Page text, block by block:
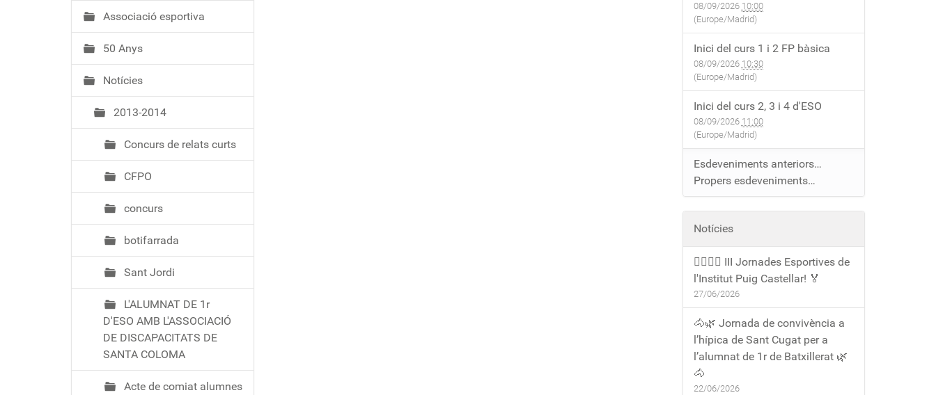
Associació esportiva
50 Anys
Notícies
2013-2014
Concurs de relats curts
CFPO
concurs
botifarrada
Sant Jordi
L'ALUMNAT DE 1r
D'ESO AMB L'ASSOCIACIÓ
DE DISCAPACITATS DE
SANTA COLOMA
Acte de comiat alumnes
08/09/2026 10:00
(Europe/Madrid)
Inici del curs 1 i 2 FP bàsica
08/09/2026 10:30
(Europe/Madrid)
Inici del curs 2, 3 i 4 d'ESO
08/09/2026 11:00
(Europe/Madrid)
Esdeveniments anteriors…
Propers esdeveniments…
Notícies
🏃‍♀️🏃‍♂️ III Jornades Esportives de
l'Institut Puig Castellar! 🏅
27/06/2026
🐴🌿 Jornada de convivència a
l’hípica de Sant Cugat per a
l’alumnat de 1r de Batxillerat 🌿
🐴
22/06/2026